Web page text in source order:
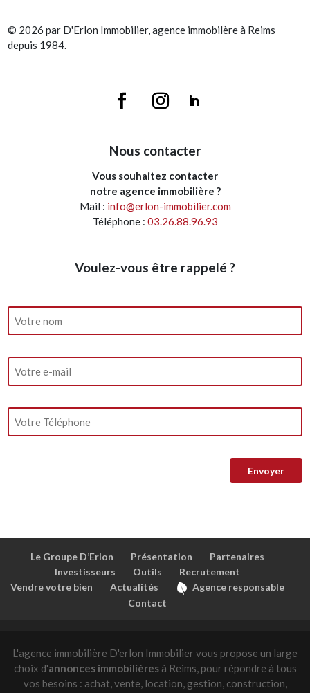
© 2026 par D'Erlon Immobilier, agence immobilère à Reims
depuis 1984.
Nous contacter
Vous souhaitez contacter
notre agence immobilière ?
Mail : info@erlon-immobilier.com
Téléphone : 03.26.88.96.93
Voulez-vous être rappelé ?
Le Groupe D’Erlon Présentation
Partenaires
Investisseurs
Outils
Recrutement
Vendre votre bien
Actualités
Agence responsable
Contact
L'agence immobilière D'erlon Immobilier vous propose un large
choix d'annonces immobilièresà Reims, pour répondre à tous
vos besoins : achat, vente, location, gestion, construction,